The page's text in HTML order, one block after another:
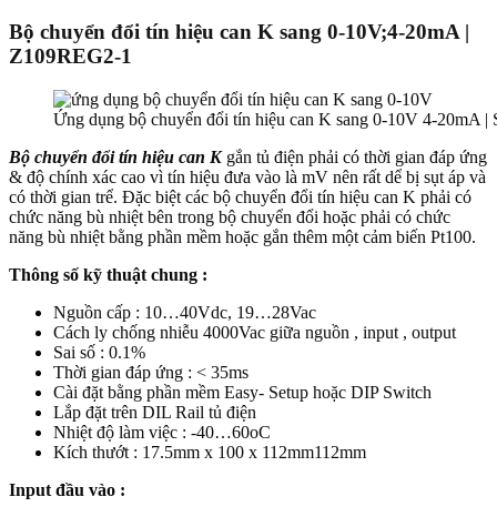
Bộ chuyển đổi tín hiệu can K sang 0-10V;4-20mA |
Z109REG2-1
Ứng dụng bộ chuyển đổi tín hiệu can K sang 0-10V 4-20mA |
Bộ chuyển đổi tín hiệu can Kgắn tủ điện phải có thời gian đáp ứng
& độ chính xác cao vì tín hiệu đưa vào là mV nên rất dể bị sụt áp và
có thời gian trể. Đặc biệt các bộ chuyển đổi tín hiệu can K phải có
chức năng bù nhiệt bên trong bộ chuyển đổi hoặc phải có chức
năng bù nhiệt bằng phần mềm hoặc gắn thêm một cảm biến Pt100.
Thông số kỹ thuật chung :
Nguồn cấp : 10…40Vdc, 19…28Vac
Cách ly chống nhiễu 4000Vac giữa nguồn , input , output
Sai số : 0.1%
Thời gian đáp ứng : < 35ms
Cài đặt bằng phần mềm Easy- Setup hoặc DIP Switch
Lắp đặt trên DIL Rail tủ điện
Nhiệt độ làm việc : -40…60oC
Kích thướt : 17.5mm x 100 x 112mm112mm
Input đầu vào :